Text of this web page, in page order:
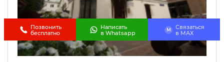
Позвонить
бесплатно
Написать
в Whatsapp
M
Связаться
в МАХ